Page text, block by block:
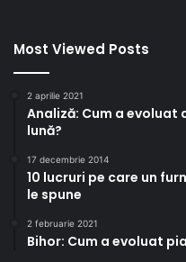
Most Viewed Posts
2 aprilie 2021
Analiză: Cum a
lună?
17 decembrie 2014
10 lucruri pe care un
le spune
2 februarie 2021
Bihor: Cum a evoluat